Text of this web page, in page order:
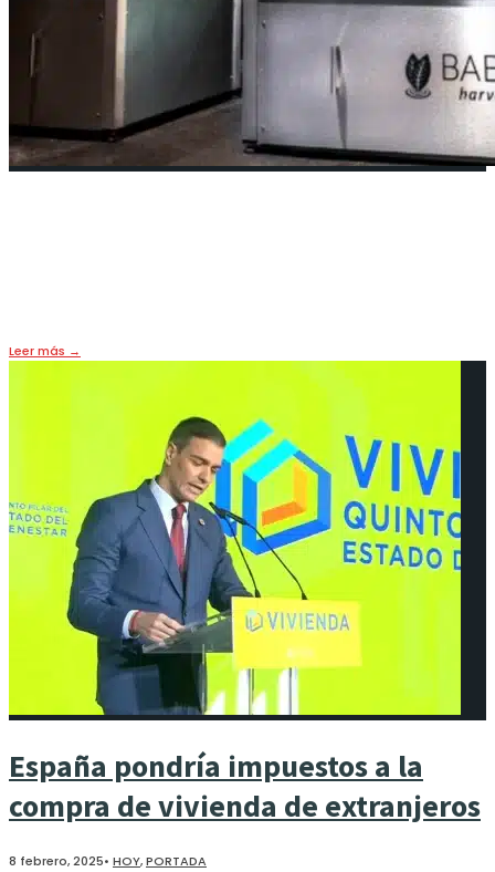
Leer más →
España pondría impuestos a la
compra de vivienda de extranjeros
8 febrero, 2025• HOY,PORTADA